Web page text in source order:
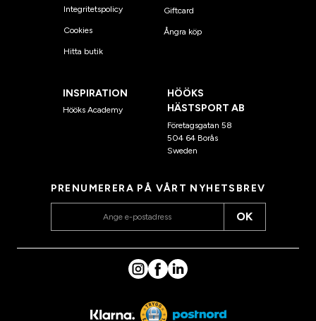
Integritetspolicy
Cookies
Hitta butik
Giftcard
Ångra köp
INSPIRATION
Hööks Academy
HÖÖKS
HÄSTSPORT AB
Företagsgatan 58
504 64 Borås
Sweden
PRENUMERERA PÅ VÅRT NYHETSBREV
OK